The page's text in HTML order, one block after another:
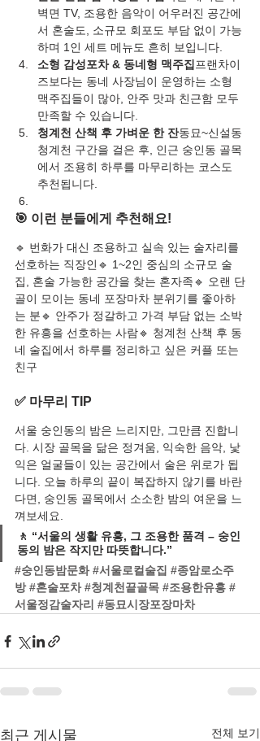
벽면 TV, 조용한 음악이 어우러진 공간에
서 혼술도, 소규모 회포도 부담 없이 가능
하며 1인 세트 메뉴도 흔히 보입니다.
소형 감성포차 & 동네형 맥주집 프랜차이
즈보다는 동네 사장님이 운영하는 소형
맥주집들이 많아, 안주 맛과 친근함 모두
만족할 수 있습니다.
청계천 산책 후 가벼운 한 잔동묘~신설동
청계천 구간을 걸은 후, 인근 숭인동 골목
에서 조용히 하루를 마무리하는 코스도
추천됩니다.
🎯 이런 분들에게 추천해요!
🔹 번화가 대신 조용하고 실속 있는 술자리를
선호하는 직장인🔹 1~2인 중심의 소규모 술
집, 혼술 가능한 공간을 찾는 혼자족🔹 오랜 단
골이 모이는 동네 포장마차 분위기를 좋아하
는 분🔹 안주가 정갈하고 가격 부담 없는 소박
한 유흥을 선호하는 사람🔹 청계천 산책 후 동
네 술집에서 하루를 정리하고 싶은 커플 또는
친구
✅ 마무리 TIP
서울 숭인동의 밤은 느리지만, 그만큼 진합니
다. 시장 골목을 닮은 정겨움, 익숙한 음악, 낯
익은 얼굴들이 있는 공간에서 술은 위로가 됩
니다. 오늘 하루의 끝이 복잡하지 않기를 바란
다면, 숭인동 골목에서 소소한 밤의 여운을 느
껴보세요.
🚶 “서울의 생활 유흥, 그 조용한 품격 – 숭인
동의 밤은 작지만 따뜻합니다.”
#숭인동밤문화 #서울로컬술집 #종암로소주
방 #혼술포차 #청계천끝골목 #조용한유흥 #
서울정감술자리 #동묘시장포장마차
최근 게시물 전체 보기